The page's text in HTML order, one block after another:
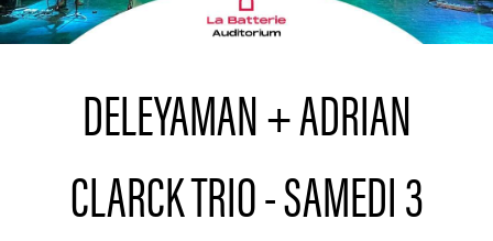
DELEYAMAN + ADRIAN
CLARCK TRIO - SAMEDI 3